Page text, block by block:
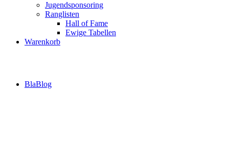
Jugendsponsoring
Ranglisten
Hall of Fame
Ewige Tabellen
Warenkorb
BlaBlog